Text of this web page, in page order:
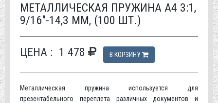
МЕТАЛЛИЧЕСКАЯ ПРУЖИНА А4 3:1,
9/16"-14,3 ММ, (100 ШТ.)
ЦЕНА : 1 478 В КОРЗИНУ
Металлическая пружина используется для
презентабельного переплёта различных документов и